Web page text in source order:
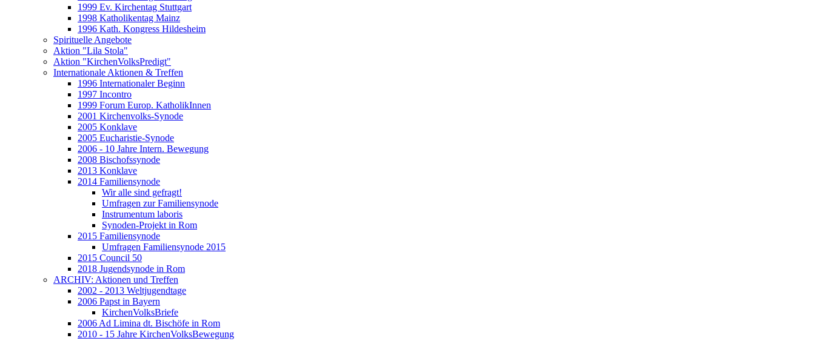
1999 Ev. Kirchentag Stuttgart
1998 Katholikentag Mainz
1996 Kath. Kongress Hildesheim
Spirituelle Angebote
Aktion "Lila Stola"
Aktion "KirchenVolksPredigt"
Internationale Aktionen & Treffen
1996 Internationaler Beginn
1997 Incontro
1999 Forum Europ. KatholikInnen
2001 Kirchenvolks-Synode
2005 Konklave
2005 Eucharistie-Synode
2006 - 10 Jahre Intern. Bewegung
2008 Bischofssynode
2013 Konklave
2014 Familiensynode
Wir alle sind gefragt!
Umfragen zur Familiensynode
Instrumentum laboris
Synoden-Projekt in Rom
2015 Familiensynode
Umfragen Familiensynode 2015
2015 Council 50
2018 Jugendsynode in Rom
ARCHIV: Aktionen und Treffen
2002 - 2013 Weltjugendtage
2006 Papst in Bayern
KirchenVolksBriefe
2006 Ad Limina dt. Bischöfe in Rom
2010 - 15 Jahre KirchenVolksBewegung